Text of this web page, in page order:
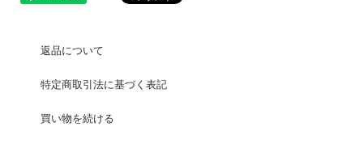
返品について
特定商取引法に基づく表記
買い物を続ける